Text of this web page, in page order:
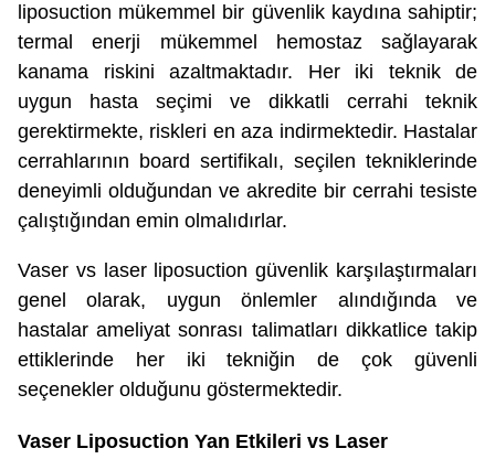
liposuction mükemmel bir güvenlik kaydına sahiptir;
termal enerji mükemmel hemostaz sağlayarak
kanama riskini azaltmaktadır. Her iki teknik de
uygun hasta seçimi ve dikkatli cerrahi teknik
gerektirmekte, riskleri en aza indirmektedir. Hastalar
cerrahlarının board sertifikalı, seçilen tekniklerinde
deneyimli olduğundan ve akredite bir cerrahi tesiste
çalıştığından emin olmalıdırlar.
Vaser vs laser liposuction güvenlik karşılaştırmaları
genel olarak, uygun önlemler alındığında ve
hastalar ameliyat sonrası talimatları dikkatlice takip
ettiklerinde her iki tekniğin de çok güvenli
seçenekler olduğunu göstermektedir.
Vaser Liposuction Yan Etkileri vs Laser